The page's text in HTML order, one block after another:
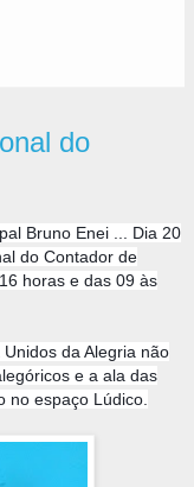
do
Bruno Enei ... Dia 20
do Contador de
horas e das 09 às
da Alegria não
e a ala das
no espaço Lúdico.